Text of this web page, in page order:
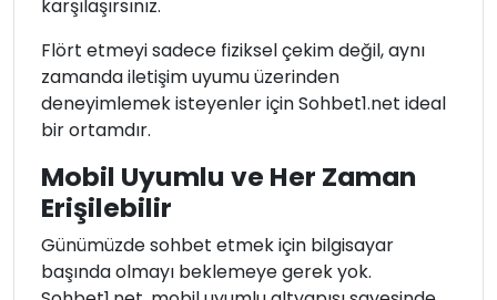
karşılaşırsınız.
Flört etmeyi sadece fiziksel çekim değil, aynı
zamanda iletişim uyumu üzerinden
deneyimlemek isteyenler için Sohbet1.net ideal
bir ortamdır.
Mobil Uyumlu ve Her Zaman
Erişilebilir
Günümüzde sohbet etmek için bilgisayar
başında olmayı beklemeye gerek yok.